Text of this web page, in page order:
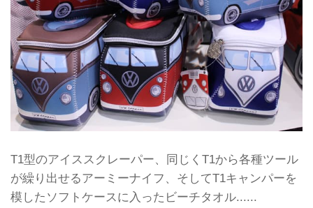
T1型のアイススクレーパー、同じくT1から各種ツール
が繰り出せるアーミーナイフ、そしてT1キャンパーを
模したソフトケースに入ったビーチタオル......